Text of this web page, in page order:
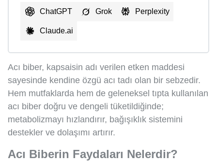
ChatGPT Grok Perplexity
Claude.ai
Acı biber, kapsaisin adı verilen etken maddesi
sayesinde kendine özgü acı tadı olan bir sebzedir.
Hem mutfaklarda hem de geleneksel tıpta kullanılan
acı biber doğru ve dengeli tüketildiğinde;
metabolizmayı hızlandırır, bağışıklık sistemini
destekler ve dolaşımı artırır.
Acı Biberin Faydaları Nelerdir?